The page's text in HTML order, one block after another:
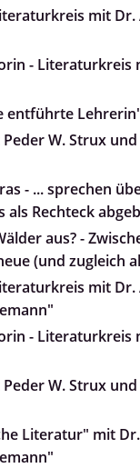
mit Dr.
- Literaturkreis
entführte
W. Strux
- ... sprechen
als Rechteck
aus? -
(und zugleich
mit Dr.
- Literaturkreis
W. Strux
Literatur" mit